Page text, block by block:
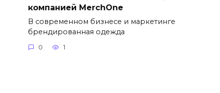
компанией MerchOne
В современном бизнесе и маркетинге
брендированная одежда
0 1